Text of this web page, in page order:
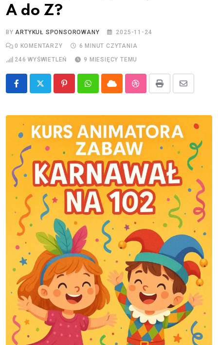
A do Z?
BY ARTYKUŁ SPONSOROWANY
2025-11-24
0 KOMENTARZY
6 MINUT CZYTANIA
246 WYŚWIETLEŃ 9 MIESIĘCY TEMU
PinterestWhatsappCloud StumbleUpon
Print
Share
Email